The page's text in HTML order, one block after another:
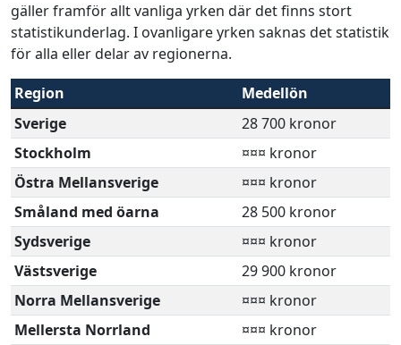
gäller framför allt vanliga yrken där det finns stort
statistikunderlag. I ovanligare yrken saknas det statistik
för alla eller delar av regionerna.
Region
Medellön
Sverige
28 700 kronor
Stockholm
¤¤¤ kronor
Östra Mellansverige
¤¤¤ kronor
Småland med öarna
28 500 kronor
Sydsverige
¤¤¤ kronor
Västsverige
29 900 kronor
Norra Mellansverige
¤¤¤ kronor
Mellersta Norrland
¤¤¤ kronor